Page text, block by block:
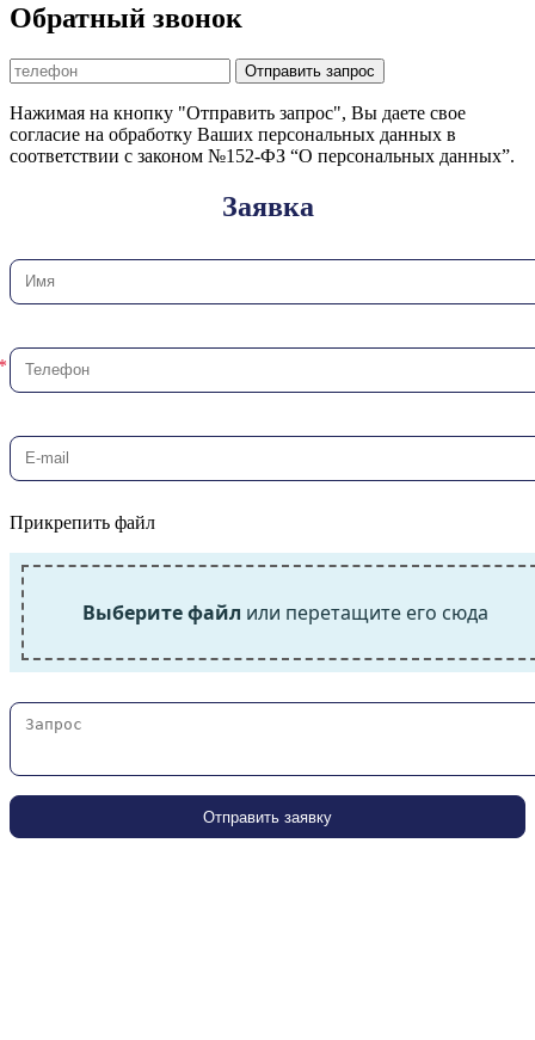
Обратный звонок
Отправить запрос
Нажимая на кнопку "Отправить запрос", Вы даете свое
согласие на обработку Ваших персональных данных в
соответствии с законом №152-ФЗ “О персональных данных”.
Заявка
Прикрепить файл
Выберите файл или перетащите его сюда